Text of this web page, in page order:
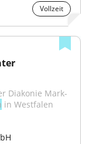
Vollzeit
Diakonie Mark-
in Westfalen